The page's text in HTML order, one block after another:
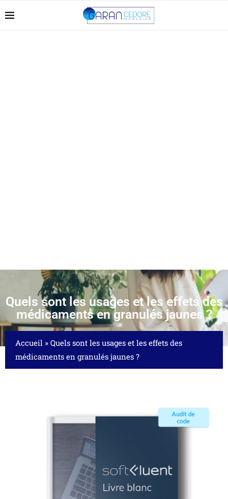
Quels sont les usages et les effets des
médicaments en granulés jaunes ?
Accueil » Quels sont les usages et les effets des
médicaments en granulés jaunes ?